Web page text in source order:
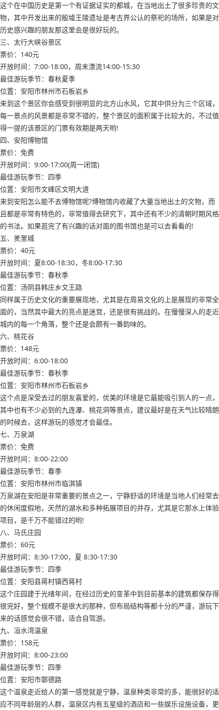
这个在中国历史是第一个有证据证实的都城，在当地出土了很多珍贵的文
物，其中开发出来的殷墟王陵遗址是考古界公认的祭祀的场所，如果是对
历史感兴趣的朋友那这里会是很好玩的。
三、太行大峡谷景区
票价：140元
开放时间：7:00-18:00，周末漂流14:00-15:30
最佳游玩季节：春秋夏季
位置：安阳市林州市石板岩乡
来到这个景区你会感受到很明显的北方山水风，它其中供分为三个区域，
每一景点的风景都是非常不错的，整个景区的面积属于比较大的，不过值
得一提的该景区的门票有效期是两天哟!
四、安阳博物馆
票价：免费
开放时间：9:00-17:00(周一闭馆)
最佳游玩季节：四季
位置：安阳市文峰区文明大道
来到安阳怎么能不去博物馆呢?博物馆内收藏了大量当地出土的文物，而
且都是非常有特色的，非常值得去研究下，其中还有不少的清朝时期风格
的书法。如果逛完了有兴趣的话对面的图书馆也是可以去看看的!
五、羑里城
票价：40元
开放时间：夏8:00-18:30，冬8:00-17:30
最佳游玩季节：春秋季
位置：汤阴县韩庄乡文王路
同样属于历史文化的重要展现地，尤其是在周易文化的上是展现的非常全
面的，当然其中最大的亮点是迷宫，还是很有挑战的。在慢慢深入的走近
城内的每一个角落，整个还是会颇有一番韵味的。
六、桃花谷
票价：148元
开放时间：6:00-18:00
最佳游玩季节：春秋季
位置：安阳市林州市石板岩乡
这个点是深受去过的朋友喜爱的，优美的环境是它最能吸引到人的一点，
其中也有不少必到的九连瀑、桃花洞等景点，建议最好是在天气比较晴朗
的时候去，这样游玩的感觉才会最佳。
七、万泉湖
票价：免费
开放时间：8:00-22:00
最佳游玩季节：春季
位置：安阳市林州市临淇镇
万泉湖在安阳是非常重要的景点之一，宁静舒适的环境是当地人们经常去
的休闲度假地，天然的湖水和多种拓展项目的并存，尤其是它那水上体验
项目，是千万不能错过的哟!
八、马氏庄园
票价：60元
开放时间：8:30-17:00，夏 8:30-17:30
最佳游玩季节：四季
位置：安阳县蒋村镇西蒋村
这个庄园建于光绪年间，在经过历史的变革中到目前基本的建筑都保存得
很完好，整个规模不是很大的那种，但布局结构等都十分的严谨，游玩下
来的话感觉会很不错，适合自驾游。
九、洹水湾温泉
票价：158元
开放时间：8:00-23:00
最佳游玩季节：四季
位置：安阳市鄣德路
这个温泉走近给人的第一感觉就是宁静，温泉种类非常的多，能很好的适
应不同年龄层的人群，温泉区内有五星级的酒店和一些娱乐设施设备，更